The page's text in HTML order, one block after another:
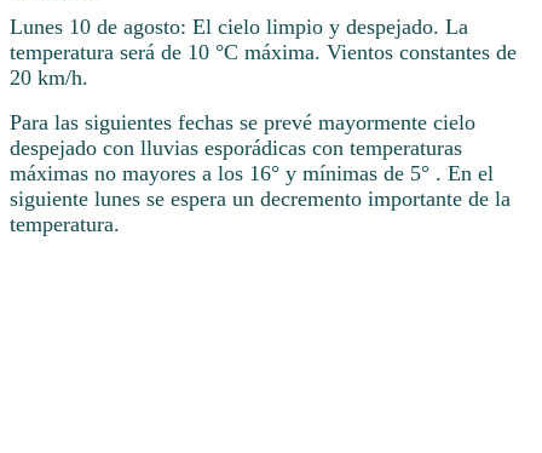
Lunes 10 de agosto: El cielo limpio y despejado. La
temperatura será de 10 °C máxima. Vientos constantes de
20 km/h.
Para las siguientes fechas se prevé mayormente cielo
despejado con lluvias esporádicas con temperaturas
máximas no mayores a los 16° y mínimas de 5° . En el
siguiente lunes se espera un decremento importante de la
temperatura.